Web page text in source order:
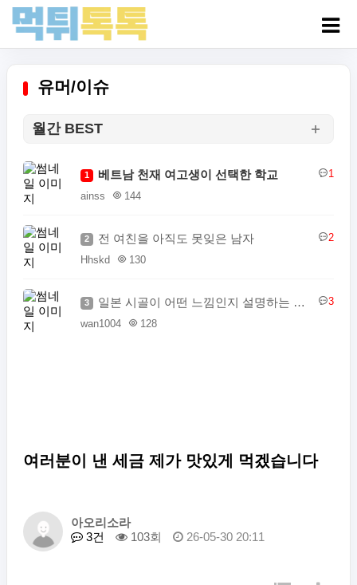
유머/이슈
월간 BEST
1 베트남 천재 여고생이 선택한 학교
1
ainss
144
2 전 여친을 아직도 못잊은 남자
2
Hhskd
130
3 일본 시골이 어떤 느낌인지 설명하는 일본인
3
wan1004
128
여러분이 낸 세금 제가 맛있게 먹겠습니다
아오리소라
3건
103회 26-05-30 20:11